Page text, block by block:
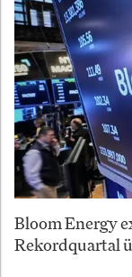
Bloom Energy
Rekordquartal